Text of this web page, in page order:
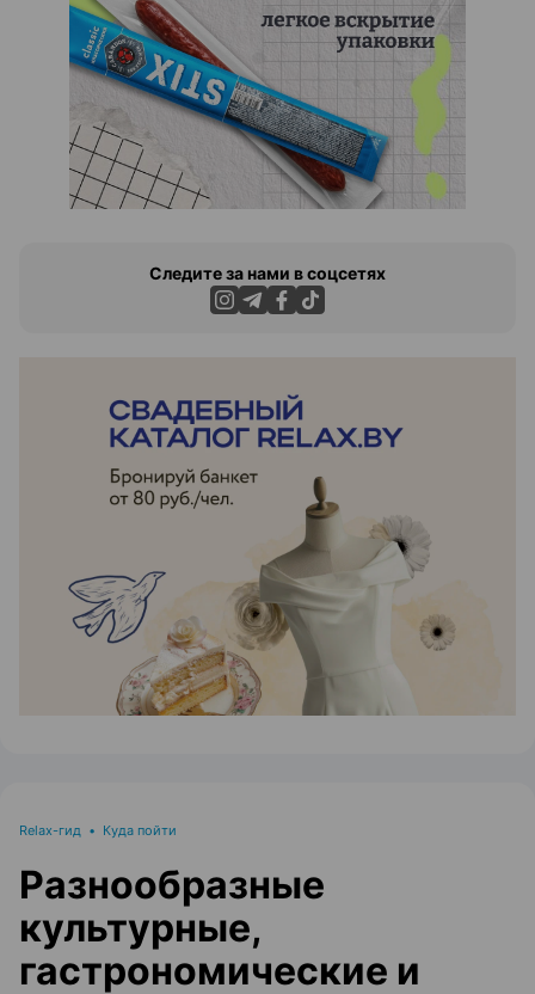
Следите за нами в соцсетях
ЭФФЕКТИВНАЯ РЕКЛАМА НА САЙТЕ
Relax-гид • Куда пойти
Разнообразные
культурные,
гастрономические и